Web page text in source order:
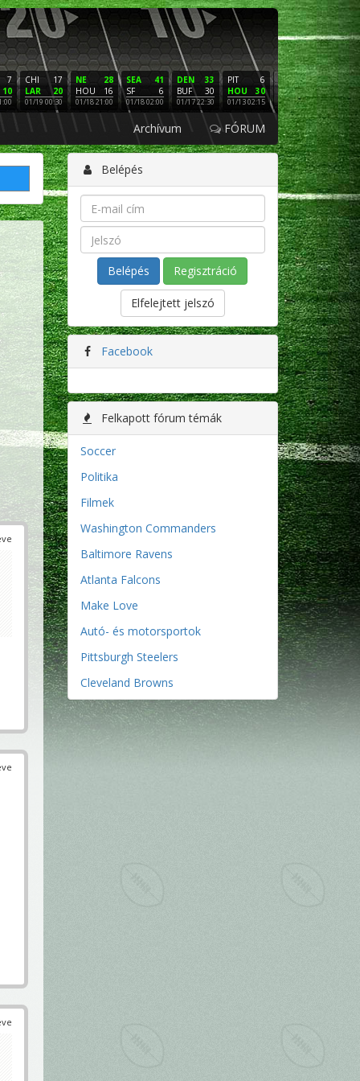
7
10
17
CHI
20
LAR
01/19 00:30
28
NE
16
HOU
01/18 21:00
41
SEA
6
SF
01/18 02:00
33
DEN
30
BUF
01/17 22:30
6
PIT
30
HOU
01/13 02:15
16
NE
3
LAC
01/12 02:00
PHI
SF
01/11
Archívum FÓRUM
Belépés
Regisztráció
Elfelejtett jelszó
Facebook
Felkapott fórum témák
Soccer
Politika
Filmek
Washington Commanders
Baltimore Ravens
Atlanta Falcons
Make Love
Autó- és motorsportok
Pittsburgh Steelers
Cleveland Browns